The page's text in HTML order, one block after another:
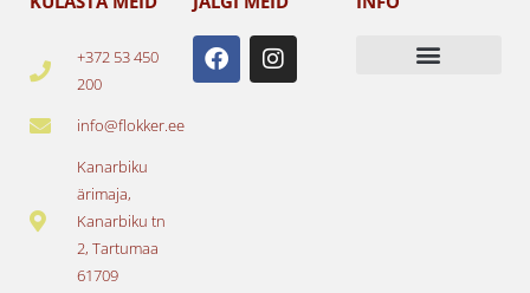
+372 53 450
200
info@flokker.ee
Kanarbiku
ärimaja,
Kanarbiku tn
2, Tartumaa
61709
F
a
c
I
n
s